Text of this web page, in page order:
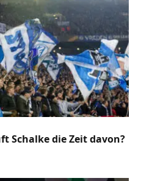
Schalke die Zeit davon?